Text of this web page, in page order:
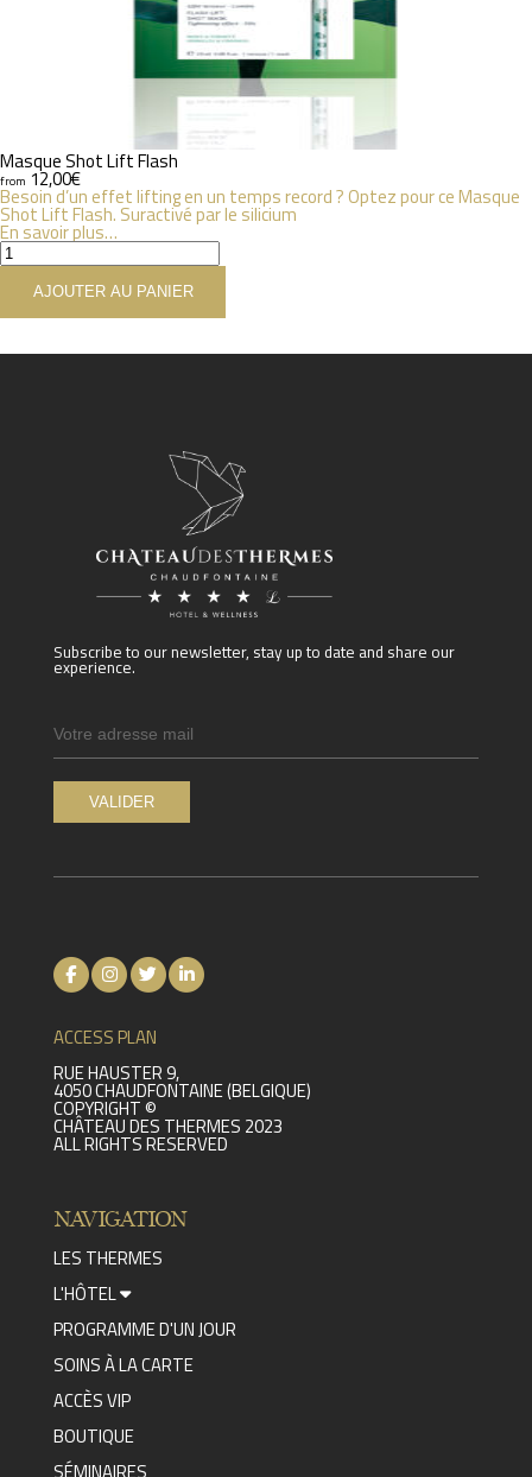
Masque Shot Lift Flash
from 12,00€
Besoin d’un effet lifting en un temps record ? Optez pour ce Masque
Shot Lift Flash. Suractivé par le silicium
En savoir plus…
quantité
de
Masque
Shot
Lift
AJOUTER AU PANIER
Subscribe to our newsletter, stay up to date and share our
experience.
ACCESS PLAN
RUE HAUSTER 9,
4050 CHAUDFONTAINE (BELGIQUE)
COPYRIGHT ©
CHÂTEAU DES THERMES 2023
ALL RIGHTS RESERVED
NAVIGATION
LES THERMES
L'HÔTEL
PROGRAMME D'UN JOUR
SOINS À LA CARTE
ACCÈS VIP
BOUTIQUE